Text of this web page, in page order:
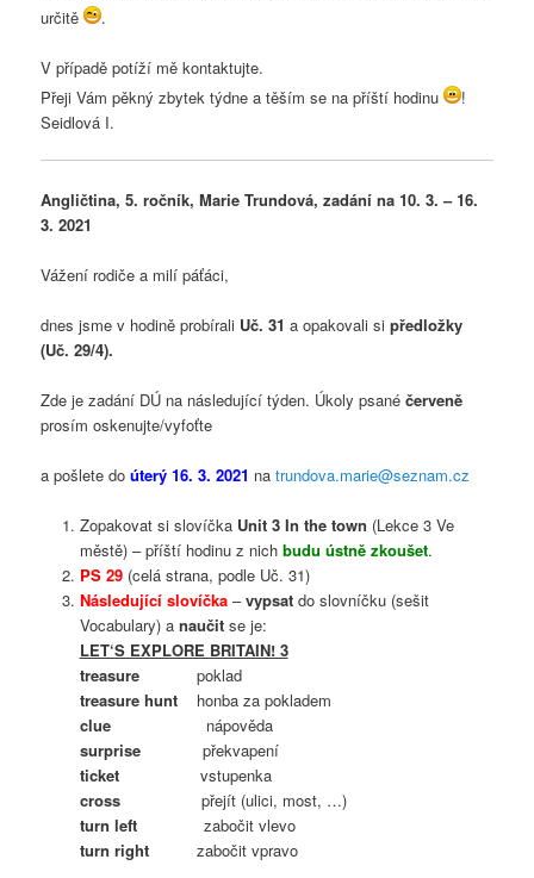
určitě
.
V případě potíží mě kontaktujte.
Přeji Vám pěkný zbytek týdne a těším se na příští hodinu
!
Seidlová I.
Angličtina, 5. ročník, Marie Trundová, zadání na 10. 3. – 16.
3. 2021
Vážení rodiče a milí páťáci,
dnes jsme v hodině probírali Uč. 31a opakovali si předložky
(Uč. 29/4).
Zde je zadání DÚ na následující týden. Úkoly psanéčerveně
prosím oskenujte/vyfoťte
a pošlete doúterý 16. 3. 2021 natrundova.marie@seznam.cz
Zopakovat si slovíčka Unit 3 In the town (Lekce 3 Ve
městě) – příští hodinu z nich budu ústně zkoušet.
PS 29(celá strana, podle Uč. 31)
Následující slovíčka–vypsatdo slovníčku (sešit
Vocabulary) a naučitse je:
LET‘S EXPLORE BRITAIN! 3
treasurepoklad
treasure hunthonba za pokladem
cluenápověda
surprisepřekvapení
ticketvstupenka
crosspřejít (ulici, most, …)
turn leftzabočit vlevo
turn rightzabočit vpravo